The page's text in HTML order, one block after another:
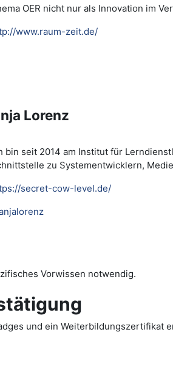
OER nicht nur als Innovation im
www.raum-zeit.de/
Lorenz
bin seit 2014 am Institut für
zu Systementwicklern,
secret-cow-level.de/
Vorwissen notwendig.
und ein Weiterbildungszertifikat